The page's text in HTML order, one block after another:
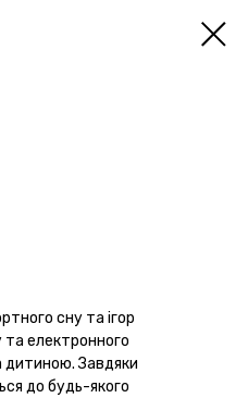
сну та ігор
електронного
дитиною. Завдяки
до будь-якого